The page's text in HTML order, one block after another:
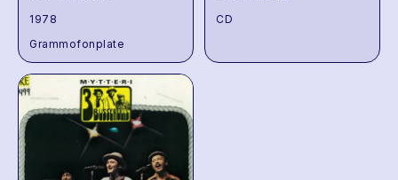
1978
Grammofonplate
CD